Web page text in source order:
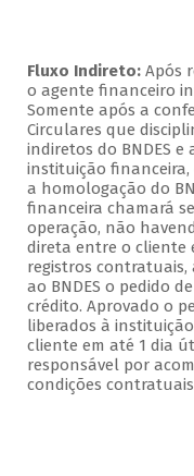
Fluxo Indireto: Após
o agente financeiro
Somente após a
Circulares que
indiretos do BNDES
instituição
a homologação do
financeira chamará
operação, não
direta entre o cliente
registros contratuais,
ao BNDES o pedido
crédito. Aprovado o
liberados à
cliente em até 1 dia
responsável por
condições